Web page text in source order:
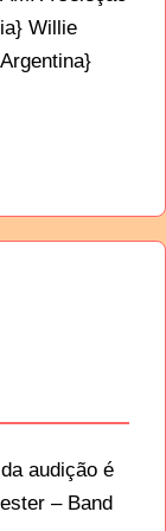
Willie
audição é
– Band